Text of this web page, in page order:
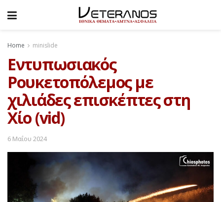
Home minislide
Εντυπωσιακός
Ρουκετοπόλεμος με
χιλιάδες επισκέπτες στη
Χίο (vid)
6 Μαΐου 2024